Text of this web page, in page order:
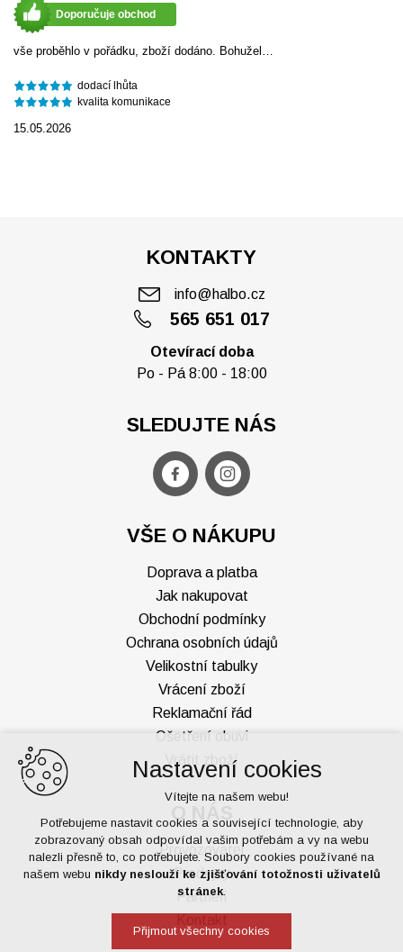
Doporučuje obchod
vše proběhlo v pořádku, zboží dodáno. Bohužel…
dodací lhůta
kvalita komunikace
15.05.2026
KONTAKTY
565 651 017
info@halbo.cz
Otevírací doba
Po - Pá 8:00 - 18:00
O NÁS
Provozovatel
Prodejny
Partneři
VŠE O NÁKUPU
Doprava a platba
Jak nakupovat
Obchodní podmínky
Ochrana osobních údajů
Velikostní tabulky
Vrácení zboží
Reklamační řád
Ošetření obuvi
Vrátit zboží
SLEDUJTE NÁS
Nastavení cookies
Vítejte na našem webu!
Potřebujeme nastavit cookies a související technologie, aby
zobrazovaný obsah odpovídal vašim potřebám a vy na webu
nalezli přesně to, co potřebujete. Soubory cookies používané na
našem webu nikdy neslouží ke zjišťování totožnosti uživatelů
stránek.
Přijmout všechny cookies